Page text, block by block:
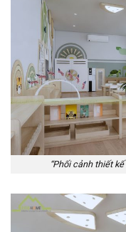
“Phối cảnh thiết